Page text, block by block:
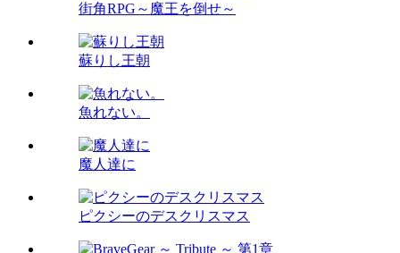
街角RPG～魔王を倒せ～
蘇りし王朝
魚れない。
魔人達に
ピクシーのデスクリスマス